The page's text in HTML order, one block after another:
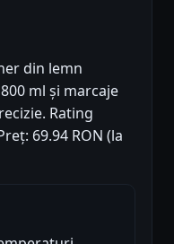
din lemn
ml și marcaje
Rating
69.94 RON (la